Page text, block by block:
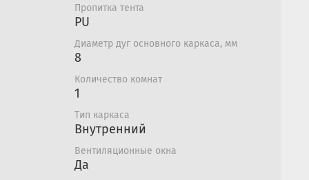
Пропитка тента
PU
Диаметр дуг основного каркаса, мм
8
Количество комнат
1
Тип каркаса
Внутренний
Вентиляционные окна
Да